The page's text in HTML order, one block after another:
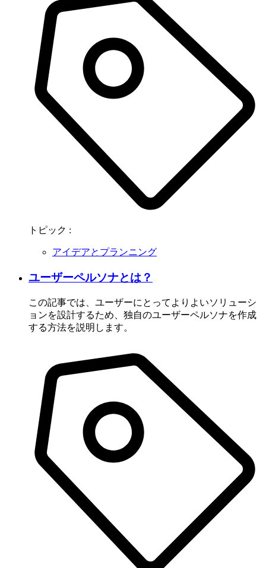
トピック :
アイデアとプランニング
ユーザーペルソナとは？
この記事では、ユーザーにとってよりよいソリューシ
ョンを設計するため、独自のユーザーペルソナを作成
する方法を説明します。